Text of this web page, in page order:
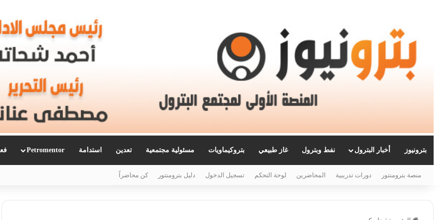
بترونيوز أخبار البترول نفط وبترول غاز طبيعي بتروكيماويات مسئولية مجتمعية تعدين استدامة Petromentor
منصة بترومنتور دورات تدريبية المحاضرين لوحة التحكم تسجيل الدخول دليل بترومنتور كن محاضراً